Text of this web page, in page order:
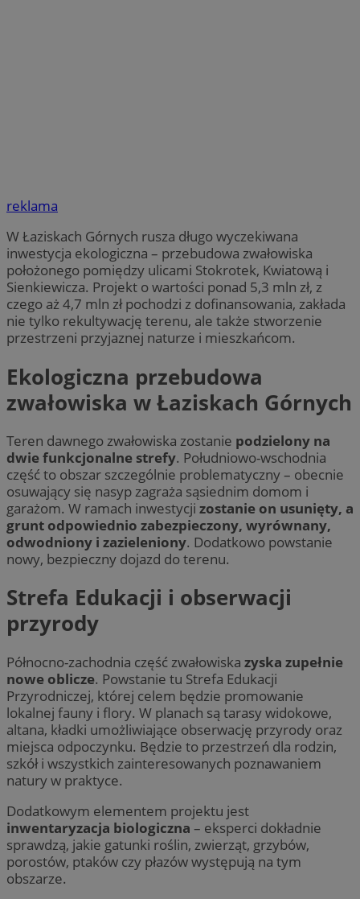
reklama
W Łaziskach Górnych rusza długo wyczekiwana
inwestycja ekologiczna – przebudowa zwałowiska
położonego pomiędzy ulicami Stokrotek, Kwiatową i
Sienkiewicza. Projekt o wartości ponad 5,3 mln zł, z
czego aż 4,7 mln zł pochodzi z dofinansowania, zakłada
nie tylko rekultywację terenu, ale także stworzenie
przestrzeni przyjaznej naturze i mieszkańcom.
Ekologiczna przebudowa
zwałowiska w Łaziskach Górnych
Teren dawnego zwałowiska zostanie podzielony na
dwie funkcjonalne strefy. Południowo-wschodnia
część to obszar szczególnie problematyczny – obecnie
osuwający się nasyp zagraża sąsiednim domom i
garażom. W ramach inwestycji zostanie on usunięty, a
grunt odpowiednio zabezpieczony, wyrównany,
odwodniony i zazieleniony. Dodatkowo powstanie
nowy, bezpieczny dojazd do terenu.
Strefa Edukacji i obserwacji
przyrody
Północno-zachodnia część zwałowiska zyska zupełnie
nowe oblicze. Powstanie tu Strefa Edukacji
Przyrodniczej, której celem będzie promowanie
lokalnej fauny i flory. W planach są tarasy widokowe,
altana, kładki umożliwiające obserwację przyrody oraz
miejsca odpoczynku. Będzie to przestrzeń dla rodzin,
szkół i wszystkich zainteresowanych poznawaniem
natury w praktyce.
Dodatkowym elementem projektu jest
inwentaryzacja biologiczna – eksperci dokładnie
sprawdzą, jakie gatunki roślin, zwierząt, grzybów,
porostów, ptaków czy płazów występują na tym
obszarze.